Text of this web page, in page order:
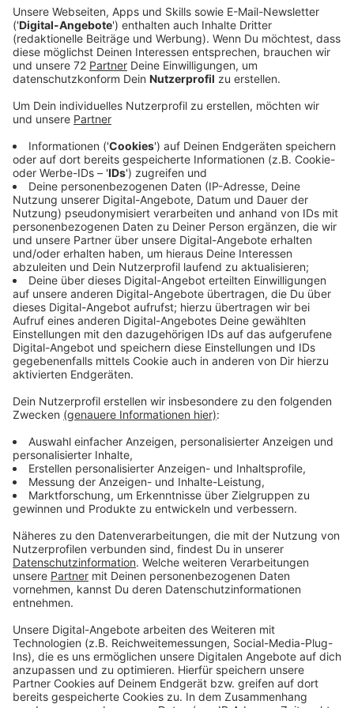
stattdessen einen neuen Anlauf versuchen, um die
Allee zu fällen, um das letzte Stück der
Südumgehung zu bauen.
Veröffentlicht:Montag, 03.04.2023 14:29
Dazu will sie beim Kreis erneut beantragen, die
Baumallee vom gesetzlichen Alleenschutz zu befreien.
Dafür sind unter anderem aktuelle Gutachten nötig, die
die Stadt in Auftrag geben will. Der Kreis entscheidet
dann neu. Er hat dabei die Kritik des
Verwaltungsgerichts im Blick. Nach der Auffassung
der Richter habe der Kreis Fehler bei der Abwägung
gemacht. Belange des Naturschutzes seien zu kurz
gekommen. Und zudem hätten alternative Routen um
die Allee herum besser geprüft werden müssen. Die
Stadt hatte das ja gemacht. Das Gericht fordert, dass
sich der Kreis damit auch beschäftigt. Das Problem
bei einer Berufung wäre ein zeitaufwändiges
Jahre hinziehen. Und wie es ausgeht, ist ungewiss.
Sagt der Kreis und sieht einen neuen Antrag der Stadt
Dülmen deswegen als den effizienteren Weg. Das
bringe am Ende mehr Rechtssicherheit. Klar koste
oberstes Ziel sei aber, die Südumgehung möglichst
schnell fertigzustellen, um den Lastwagenverkehr aus
der Innenstadt herauszuholen. Das mache Dülmen
deutlich attraktiver. Der BUND hatte mit Erfolg gegen
Lückenschluss der Südumgehung geklagt. Radio
Kiepenkerl bleibt dran.
Anzeige